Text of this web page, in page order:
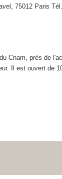
75012 Paris
Cnam, près de
Il est ouvert de